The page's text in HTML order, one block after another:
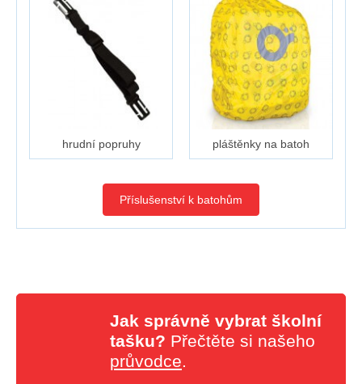
hrudní popruhy pláštěnky na batoh
Příslušenství k batohům
Jak správně vybrat školní
tašku? Přečtěte si našeho
průvodce.